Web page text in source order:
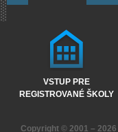
VSTUP PRE
REGISTROVANÉ ŠKOLY
Copyright © 2001 – 2026